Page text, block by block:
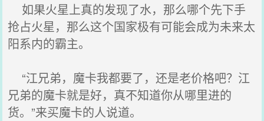
如果火星上真的发现了水，那么哪个先下手
抢占火星，那么这个国家极有可能会成为未来太
阳系内的霸主。
“江兄弟，魔卡我都要了，还是老价格吧？江
兄弟的魔卡就是好，真不知道你从哪里进的
货。”来买魔卡的人说道。